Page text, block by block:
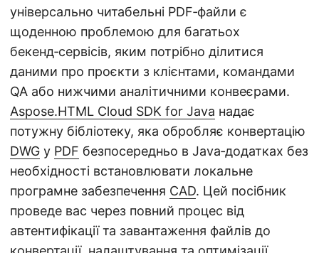
універсально читабельні PDF‑файли є
щоденною проблемою для багатьох
бекенд‑сервісів, яким потрібно ділитися
даними про проєкти з клієнтами, командами
QA або нижчими аналітичними конвеєрами.
Aspose.HTML Cloud SDK for Java надає
потужну бібліотеку, яка обробляє конвертацію
DWG у PDF безпосередньо в Java‑додатках без
необхідності встановлювати локальне
програмне забезпечення CAD. Цей посібник
проведе вас через повний процес від
автентифікації та завантаження файлів до